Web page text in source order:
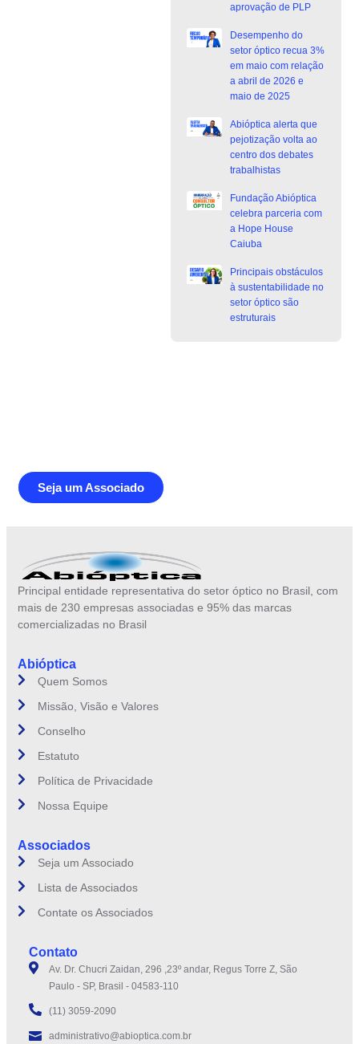
aprovação de PLP
Desempenho do
setor óptico recua 3%
em maio com relação
a abril de 2026 e
maio de 2025
Abióptica alerta que
pejotização volta ao
centro dos debates
trabalhistas
Fundação Abióptica
celebra parceria com
a Hope House
Caiuba
Principais obstáculos
à sustentabilidade no
setor óptico são
estruturais
Seja um Associado
Principal entidade representativa do setor óptico no Brasil, com
mais de 230 empresas associadas e 95% das marcas
comercializadas no Brasil
Abióptica
Quem Somos
Missão, Visão e Valores
Conselho
Estatuto
Política de Privacidade
Nossa Equipe
Associados
Seja um Associado
Lista de Associados
Contate os Associados
Contato
Av. Dr. Chucri Zaidan, 296 ,23º andar, Regus Torre Z, São
Paulo - SP, Brasil - 04583-110
(11) 3059-2090
administrativo@abioptica.com.br